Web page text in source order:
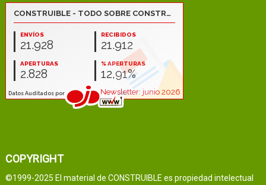
COPYRIGHT
©1999-2025 El material de CONSTRUIBLE es propiedad intelectual